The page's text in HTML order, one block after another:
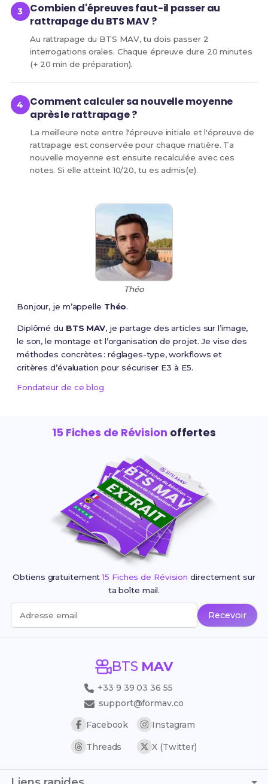
Combien d'épreuves faut-il passer au
rattrapage du BTS MAV ?
Au rattrapage du BTS MAV, tu dois passer 2
interrogations orales. Chaque épreuve dure 20 minutes
(+ 20 min de préparation).
Comment calculer sa nouvelle moyenne
après le rattrapage ?
La meilleure note entre l'épreuve initiale et l'épreuve de
rattrapage est conservée pour chaque matière. Ta
nouvelle moyenne est ensuite recalculée avec ces
notes. Si elle atteint 10/20, tu es admis(e).
Théo
Bonjour, je m’appelle Théo.
Diplômé du BTS MAV, je partage des articles sur l’image,
le son, le montage et l’organisation de projet. Je vise des
méthodes concrètes : réglages-type, workflows et
critères d’évaluation pour sécuriser E3 à E5.
Fondateur de ce blog
15 Fiches de Révision offertes
Obtiens gratuitement15 Fiches de Révision directement sur
ta boîte mail.
Adresse email Recevoir
BTS MAV
+33 9 39 03 36 55
support@formav.co
Facebook
Instagram
Threads X (Twitter)